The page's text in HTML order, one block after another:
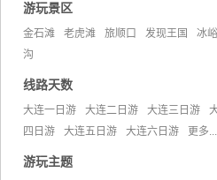
游玩景区
金石滩 老虎滩 旅顺口 发现王国
冰峪
沟
线路天数
大连一日游 大连二日游 大连三日游
四日游
大连五日游 大连六日游 更多...
游玩主题